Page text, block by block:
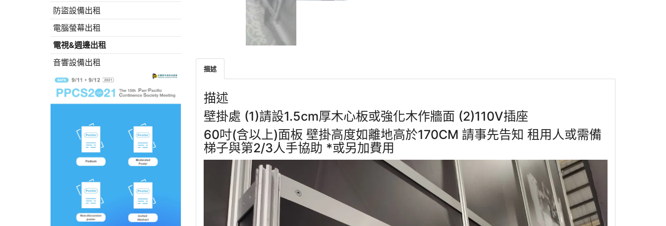
描述
描述
壁掛處 (1)請設1.5cm厚木心板或強化木作牆面 (2)110V插座
60吋(含以上)面板 壁掛高度如離地高於170CM 請事先告知 租用人或需備
梯子與第2/3人手協助 *或另加費用
防盜設備出租
電腦螢幕出租
電視&週邊出租
音響設備出租